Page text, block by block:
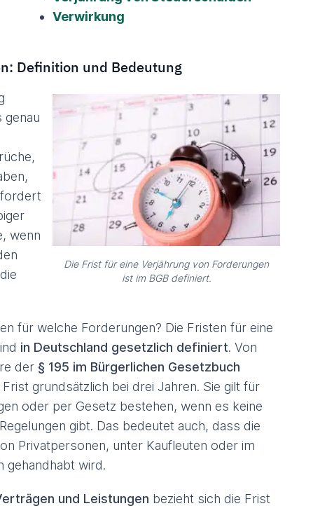
Verwirkung
Definition und Bedeutung
Die Frist für eine Verjährung von Forderungen
ist im BGB definiert.
genau
wenn
für welche Forderungen? Die Fristen für eine
in Deutschland gesetzlich definiert. Von
der § 195 im Bürgerlichen Gesetzbuch
grundsätzlich bei drei Jahren. Sie gilt für
oder per Gesetz bestehen, wenn es keine
gibt. Das bedeutet auch, dass die
Privatpersonen, unter Kaufleuten oder im
gehandhabt wird.
und Leistungen bezieht sich die Frist